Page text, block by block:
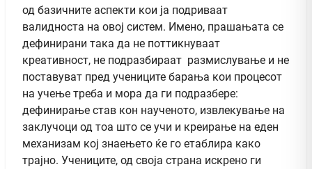
од базичните аспекти кои ја подриваат
валидноста на овој систем. Имено, прашањата се
дефинирани така да не поттикнуваат
креативност, не подразбираат размислување и не
поставуват пред учениците барања кои процесот
на учење треба и мора да ги подразбере:
дефинирање став кон наученото, извлекување на
заклучоци од тоа што се учи и креирање на еден
механизам кој знаењето ќе го етаблира како
трајно. Учениците, од своја страна искрено ги